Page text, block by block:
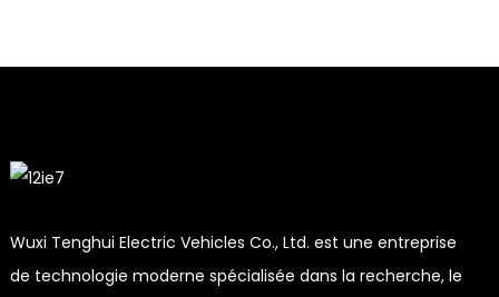
Wuxi Tenghui Electric Vehicles Co., Ltd. est une entreprise
de technologie moderne spécialisée dans la recherche, le